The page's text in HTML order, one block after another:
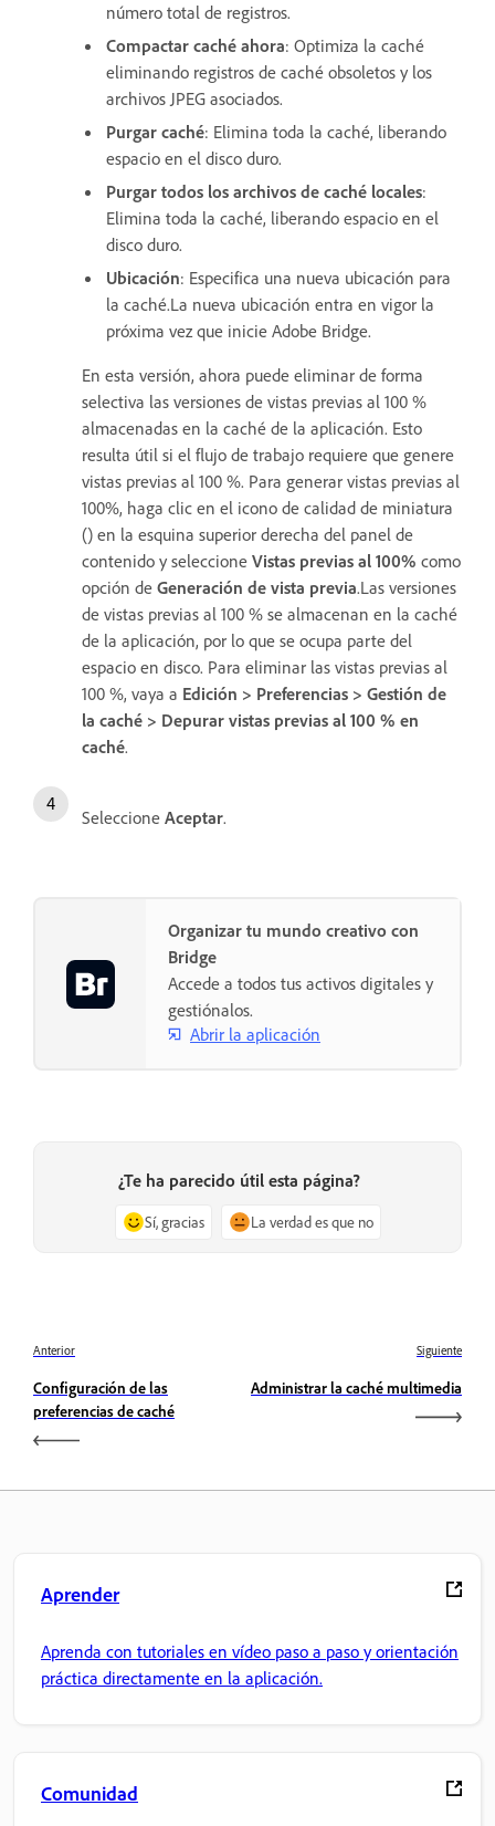
número total de registros.
Compactar caché ahora: Optimiza la caché
eliminando registros de caché obsoletos y los
archivos JPEG asociados.
Purgar caché: Elimina toda la caché, liberando
espacio en el disco duro.
Purgar todos los archivos de caché locales:
Elimina toda la caché, liberando espacio en el
disco duro.
Ubicación: Especifica una nueva ubicación para
la caché.La nueva ubicación entra en vigor la
próxima vez que inicie Adobe Bridge.
En esta versión, ahora puede eliminar de forma
selectiva las versiones de vistas previas al 100 %
almacenadas en la caché de la aplicación. Esto
resulta útil si el flujo de trabajo requiere que genere
vistas previas al 100 %. Para generar vistas previas al
100%, haga clic en el icono de calidad de miniatura
() en la esquina superior derecha del panel de
contenido y seleccione Vistas previas al 100% como
opción de Generación de vista previa.Las versiones
de vistas previas al 100 % se almacenan en la caché
de la aplicación, por lo que se ocupa parte del
espacio en disco. Para eliminar las vistas previas al
100 %, vaya a Edición > Preferencias > Gestión de
la caché > Depurar vistas previas al 100 % en
caché.
Seleccione Aceptar.
Organizar tu mundo creativo con
Bridge
Accede a todos tus activos digitales y
gestiónalos.
Abrir la aplicación
¿Te ha parecido útil esta página?
Sí, gracias La verdad es que no
Anterior
Configuración de las
preferencias de caché
Siguiente
Administrar la caché multimedia
Aprender
Aprenda con tutoriales en vídeo paso a paso y orientación
práctica directamente en la aplicación.
Comunidad